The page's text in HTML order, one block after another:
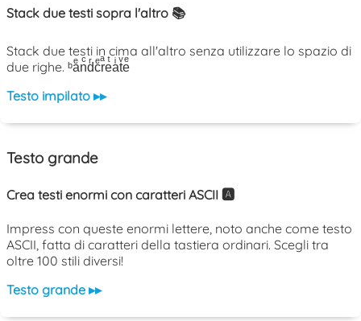
Stack due testi sopra l'altro 📚
Stack due testi in cima all'altro senza utilizzare lo spazio di
due righe. ᵇaͤnͨdͬcͤrͣeͭaͥtͮeͤ
Testo impilato ▸▸
Testo grande
Crea testi enormi con caratteri ASCII 🅰️
Impress con queste enormi lettere, noto anche come testo
ASCII, fatta di caratteri della tastiera ordinari. Scegli tra
oltre 100 stili diversi!
Testo grande ▸▸